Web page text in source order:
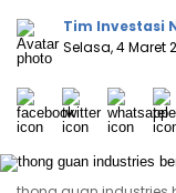
Tim Investasi
Selasa, 4 Maret